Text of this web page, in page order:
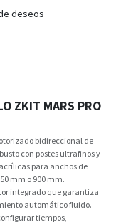
deseos
ZKIT MARS PRO
bidireccional de
con postes ultrafinos y
para anchos de
mm o 900 mm.
integrado que garantiza
automático fluido.
tiempos,